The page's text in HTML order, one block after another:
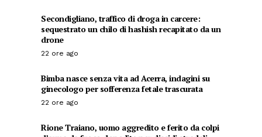
Secondigliano, traffico di droga in carcere:
sequestrato un chilo di hashish recapitato da un
drone
22 ore ago
Bimba nasce senza vita ad Acerra, indagini su
ginecologo per sofferenza fetale trascurata
22 ore ago
Rione Traiano, uomo aggredito e ferito da colpi